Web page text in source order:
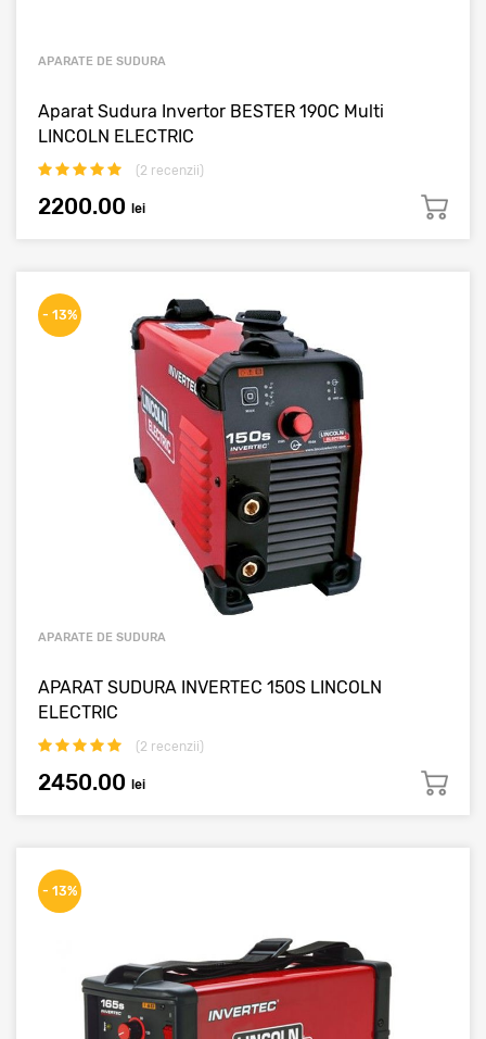
APARATE DE SUDURA
Aparat Sudura Invertor BESTER 190C Multi
LINCOLN ELECTRIC
(2 recenzii)
2200.00 lei
- 13%
APARATE DE SUDURA
APARAT SUDURA INVERTEC 150S LINCOLN
ELECTRIC
(2 recenzii)
2450.00 lei
- 13%